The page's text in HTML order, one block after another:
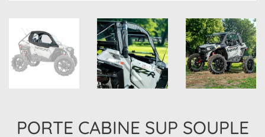
PORTE CABINE SUP SOUPLE